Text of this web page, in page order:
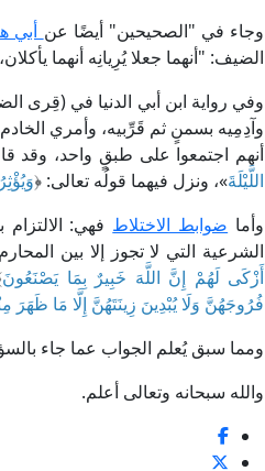
وجاء في "الصحيحين" أيضًا عن أبي
الضيف: "أنهما جعلا يُرِيانِه أنهما
وفي رواية ابن أبي الدنيا في (قِرى
وآدِمِيه بسمنٍ ثم قَرِّبيه، وأمري
أنهم اجتمعوا على طبقٍ واحد، وقد
اللَّيْلَةَ»، ونزل فيهما قولُه تعالى: ﴿
وأما ضوابط الاختلاط فهي:
الشرعية التي لا تجوز إلا بين
أَزْكَى لَهُمْ إِنَّ اللَّهَ خَبِيرٌ بِمَا يَصْنَعُونَ
فُرُوجَهُنَّ وَلَا يُبْدِينَ زِينَتَهُنَّ إِلَّا مَا ظَهَرَ
ومما سبق يُعلم الجواب عما جاء
والله سبحانه وتعالى أعلم.